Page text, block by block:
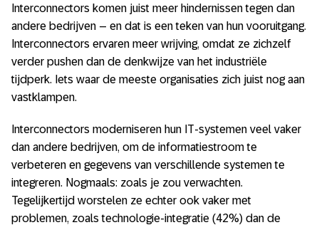
Interconnectors komen juist meer hindernissen tegen dan
andere bedrijven – en dat is een teken van hun vooruitgang.
Interconnectors ervaren meer wrijving, omdat ze zichzelf
verder pushen dan de denkwijze van het industriële
tijdperk. Iets waar de meeste organisaties zich juist nog aan
vastklampen.
Interconnectors moderniseren hun IT-systemen veel vaker
dan andere bedrijven, om de informatiestroom te
verbeteren en gegevens van verschillende systemen te
integreren. Nogmaals: zoals je zou verwachten.
Tegelijkertijd worstelen ze echter ook vaker met
problemen, zoals technologie-integratie (42%) dan de